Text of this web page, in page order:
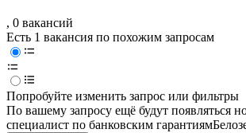
, 0 вакансий
Есть 1 вакансия по похожим запросам
Попробуйте изменить запрос или фильтры
По вашему запросу ещё будут появляться
специалист по банковским гарантиям